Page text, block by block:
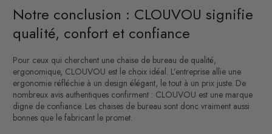
Notre conclusion : CLOUVOU signifie
qualité, confort et confiance
Pour ceux qui cherchent une chaise de bureau de qualité,
ergonomique, CLOUVOU est le choix idéal. L’entreprise allie une
ergonomie réfléchie à un design élégant, le tout à un prix juste. De
nombreux avis authentiques confirment : CLOUVOU est une marque
digne de confiance. Les chaises de bureau sont donc vraiment aussi
bonnes que le fabricant le promet.